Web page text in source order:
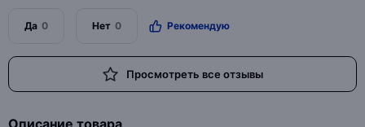
Да 0 Нет 0 Рекомендую
Просмотреть все отзывы
Описание товара